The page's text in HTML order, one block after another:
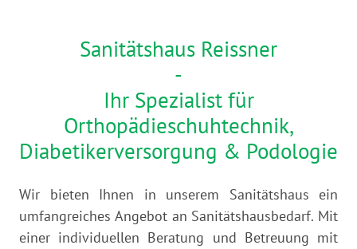
Sanitätshaus Reissner
-
Ihr Spezialist für
Orthopädieschuhtechnik,
Diabetikerversorgung & Podologie
Wir bieten Ihnen in unserem Sanitätshaus ein
umfangreiches Ange­bot an Sanitätshausbedarf. Mit
einer individuellen Beratung und Betreuung mit